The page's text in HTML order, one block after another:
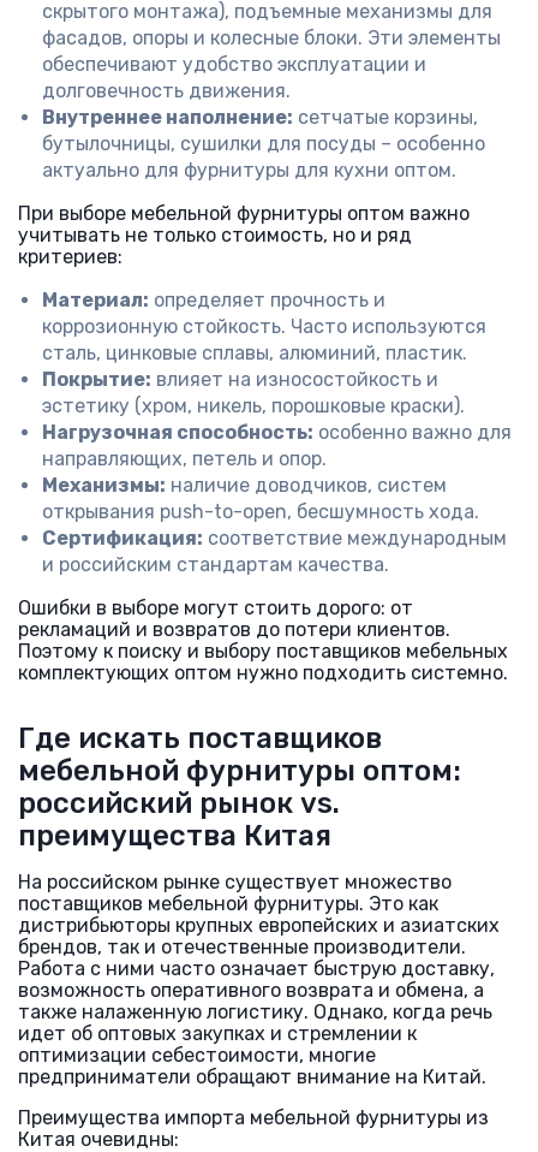
скрытого монтажа), подъемные механизмы для
фасадов, опоры и колесные блоки. Эти элементы
обеспечивают удобство эксплуатации и
долговечность движения.
Внутреннее наполнение: сетчатые корзины,
бутылочницы, сушилки для посуды – особенно
актуально для фурнитуры для кухни оптом.
При выборе мебельной фурнитуры оптом важно
учитывать не только стоимость, но и ряд
критериев:
Материал: определяет прочность и
коррозионную стойкость. Часто используются
сталь, цинковые сплавы, алюминий, пластик.
Покрытие: влияет на износостойкость и
эстетику (хром, никель, порошковые краски).
Нагрузочная способность: особенно важно для
направляющих, петель и опор.
Механизмы: наличие доводчиков, систем
открывания push-to-open, бесшумность хода.
Сертификация: соответствие международным
и российским стандартам качества.
Ошибки в выборе могут стоить дорого: от
рекламаций и возвратов до потери клиентов.
Поэтому к поиску и выбору поставщиков мебельных
комплектующих оптом нужно подходить системно.
Где искать поставщиков
мебельной фурнитуры оптом:
российский рынок vs.
преимущества Китая
На российском рынке существует множество
поставщиков мебельной фурнитуры. Это как
дистрибьюторы крупных европейских и азиатских
брендов, так и отечественные производители.
Работа с ними часто означает быструю доставку,
возможность оперативного возврата и обмена, а
также налаженную логистику. Однако, когда речь
идет об оптовых закупках и стремлении к
оптимизации себестоимости, многие
предприниматели обращают внимание на Китай.
Преимущества импорта мебельной фурнитуры из
Китая очевидны: